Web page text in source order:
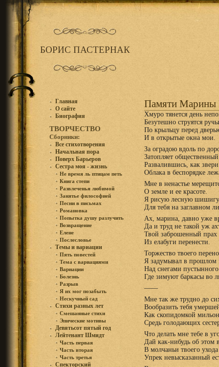
БОРИС ПАСТЕРНАК
Главная
О сайте
Биография
ТВОРЧЕСТВО
Сборники:
Все стихотворения
Начальная пора
Поверх Барьеров
Сестра моя - жизнь
Не время ль птицам петь
Книга степи
Развлеченья любимой
Занятье философией
Песни в письмах
Романовка
Попытка душу разлучить
Возвращение
Елене
Послесловье
Темы и вариации
Пять повестей
Тема с вариациями
Вариации
Болезнь
Разрыв
Я их мог позабыть
Нескучный сад
Стихи разных лет
Смешанные стихи
Эпические мотивы
Девятьсот пятый год
Лейтенант Шмидт
Часть первая
Часть вторая
Часть третья
Спекторский
Памяти Марины
Хмуро тянется день
Безутешно струятся
По крыльцу перед
И в открытые окна мои.
За оградою вдоль по
Затопляет
Развалившись, как
Облака в беспорядке
Мне в ненастье
О земле и ее красоте.
Я рисую лесную шишигу
Для тебя на заглавном
Ах, марина, давно уже
Да и труд не такой уж
Твой заброшенный прах
Из елабуги перенести.
Торжество твоего
Я задумывал в прошлом
Над снегами
Где зимуют баркасы во
——
Мне так же трудно до
Вообразить тебя
Как скопидомкой
Средь голодающих
Что делать мне тебе в
Дай как-нибудь об этом
В молчаньи твоего ухода
Упрек невысказанный